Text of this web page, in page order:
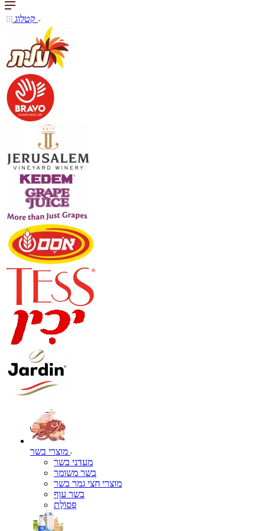
מעדני בשר
בשר משומר
מוצרי חצי גמר בשר
בשר עוף
פְּסוֹלֶת